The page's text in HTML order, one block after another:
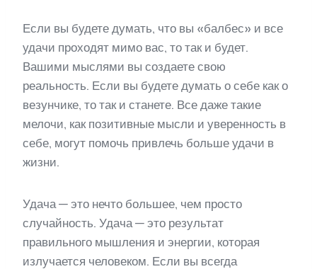
Если вы будете думать, что вы «балбес» и все
удачи проходят мимо вас, то так и будет.
Вашими мыслями вы создаете свою
реальность. Если вы будете думать о себе как о
везунчике, то так и станете. Все даже такие
мелочи, как позитивные мысли и уверенность в
себе, могут помочь привлечь больше удачи в
жизни.
Удача — это нечто большее, чем просто
случайность. Удача — это результат
правильного мышления и энергии, которая
излучается человеком. Если вы всегда